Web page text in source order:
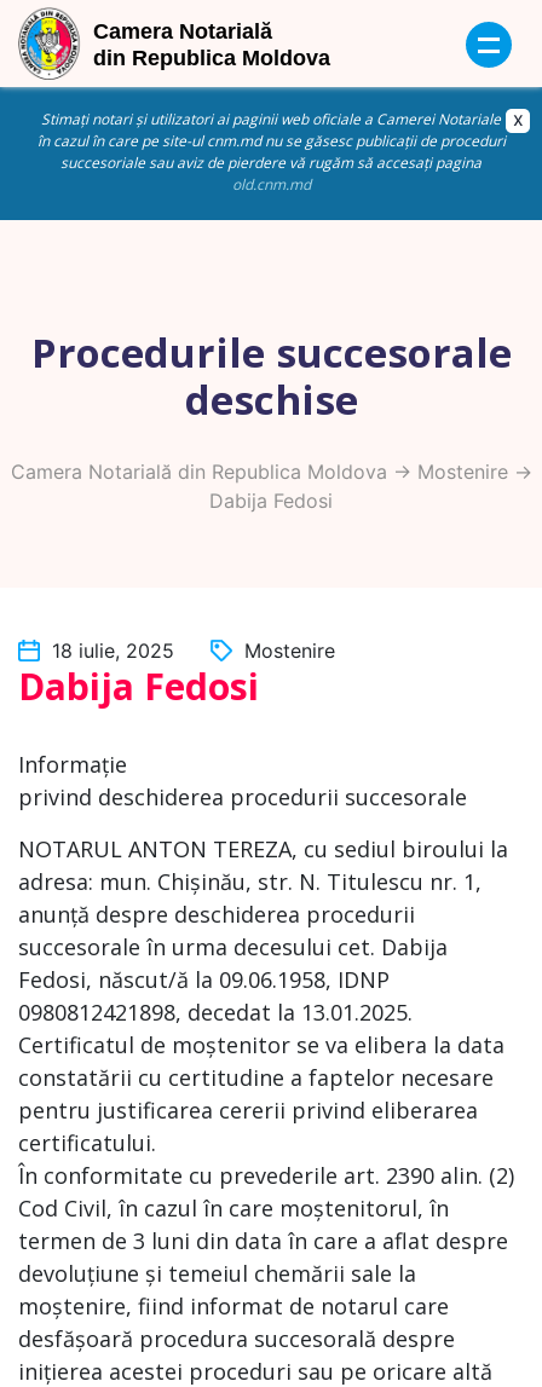
Stimați notari și utilizatori ai paginii web oficiale a Camerei Notariale
în cazul în care pe site-ul cnm.md nu se găsesc publicații de proceduri
succesoriale sau aviz de pierdere vă rugăm să accesați pagina
old.cnm.md
Procedurile succesorale
deschise
Camera Notarială din Republica Moldova -> Mostenire->
Dabija Fedosi
18 iulie, 2025 Mostenire
Dabija Fedosi
Informație
privind deschiderea procedurii succesorale
NOTARUL ANTON TEREZA, cu sediul biroului la
adresa: mun. Chișinău, str. N. Titulescu nr. 1,
anunță despre deschiderea procedurii
succesorale în urma decesului cet. Dabija
Fedosi, născut/ă la 09.06.1958, IDNP
0980812421898, decedat la 13.01.2025.
Certificatul de moștenitor se va elibera la data
constatării cu certitudine a faptelor necesare
pentru justificarea cererii privind eliberarea
certificatului.
În conformitate cu prevederile art. 2390 alin. (2)
Cod Civil, în cazul în care moștenitorul, în
termen de 3 luni din data în care a aflat despre
devoluțiune și temeiul chemării sale la
moștenire, fiind informat de notarul care
desfășoară procedura succesorală despre
inițierea acestei proceduri sau pe oricare altă